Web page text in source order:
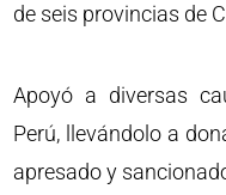
de seis provincias de
Apoyó a diversas
Perú, llevándolo a
apresado y